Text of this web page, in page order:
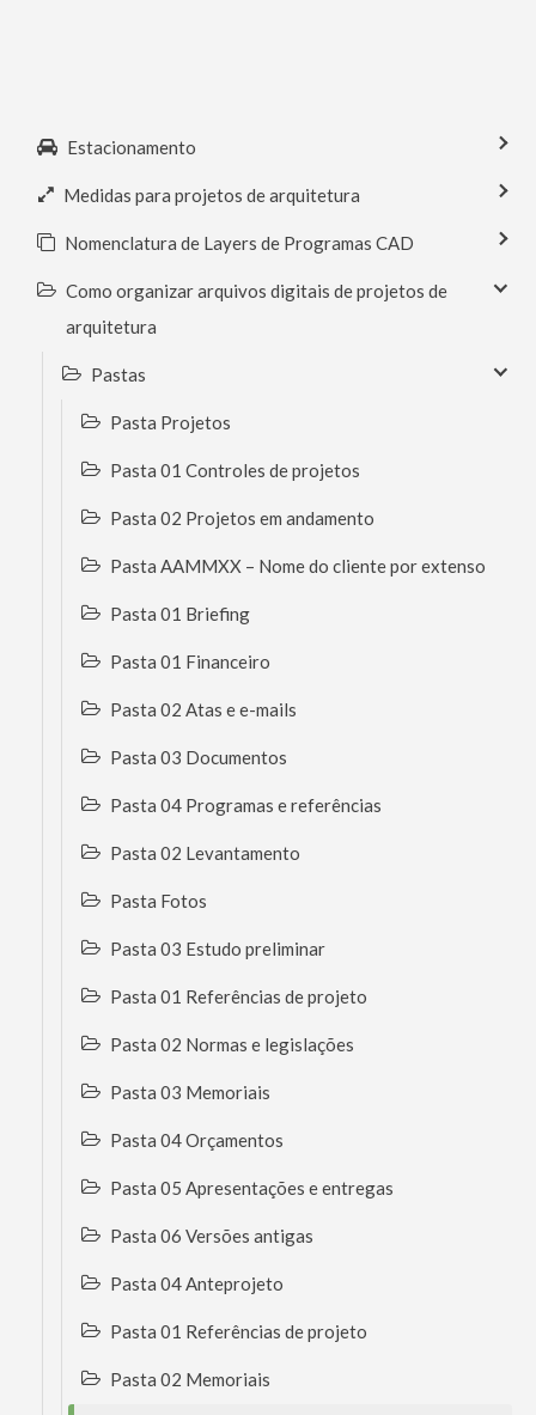
Estacionamento
Medidas para projetos de arquitetura
Nomenclatura de Layers de Programas CAD
Como organizar arquivos digitais de projetos de
arquitetura
Pastas
Pasta Projetos
Pasta 01 Controles de projetos
Pasta 02 Projetos em andamento
Pasta AAMMXX – Nome do cliente por extenso
Pasta 01 Briefing
Pasta 01 Financeiro
Pasta 02 Atas e e-mails
Pasta 03 Documentos
Pasta 04 Programas e referências
Pasta 02 Levantamento
Pasta Fotos
Pasta 03 Estudo preliminar
Pasta 01 Referências de projeto
Pasta 02 Normas e legislações
Pasta 03 Memoriais
Pasta 04 Orçamentos
Pasta 05 Apresentações e entregas
Pasta 06 Versões antigas
Pasta 04 Anteprojeto
Pasta 01 Referências de projeto
Pasta 02 Memoriais